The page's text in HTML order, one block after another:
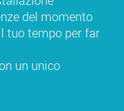
del momento
tuo tempo per far
un unico